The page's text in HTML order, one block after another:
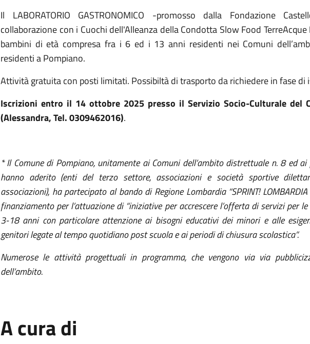
Il LABORATORIO GASTRONOMICO -promosso dalla Fondazione
collaborazione con i Cuochi dell'Alleanza della Condotta Slow Food
bambini di età compresa fra i 6 ed i 13 anni residenti nei Comuni
residenti a Pompiano.
Attività gratuita con posti limitati. Possibiltà di trasporto da richiedere in fase di
Iscrizioni entro il 14 ottobre 2025 presso il Servizio Socio-Culturale del
(Alessandra, Tel. 0309462016).
* Il Comune di Pompiano, unitamente ai Comuni dell’ambito distrettuale n. 8 ed
hanno aderito (enti del terzo settore, associazioni e società sportive
associazioni), ha partecipato al bando di Regione Lombardia “SPRINT!
finanziamento per l’attuazione di “iniziative per accrescere l’offerta di servizi per
3-18 anni con particolare attenzione ai bisogni educativi dei minori e alle
genitori legate al tempo quotidiano post scuola e ai periodi di chiusura scolastica”.
Numerose le attività progettuali in programma, che vengono via via
dell’ambito.
A cura di